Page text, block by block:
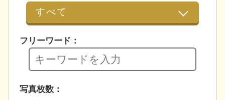
フリーワード：
写真枚数：